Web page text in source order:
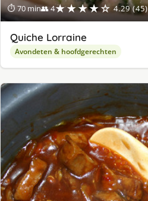
⏱ 70 min👥 4★★★★☆ 4.29 (45)
Quiche Lorraine
Avondeten & hoofdgerechten